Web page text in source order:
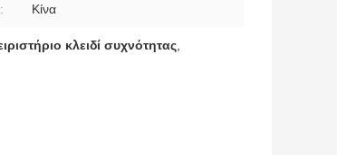
Κίνα
κλειδί συχνότητας